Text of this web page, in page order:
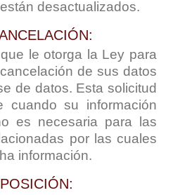
desactualizados.
le otorga la Ley para
de sus datos
de datos. Esta solicitud
cuando su información
es necesaria para las
por las cuales
información.